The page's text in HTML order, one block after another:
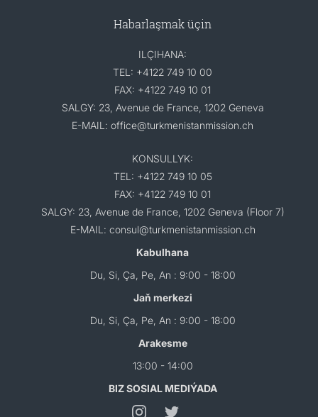
Habarlaşmak üçin
ILÇIHANA:
TEL: +4122 749 10 00
FAX: +4122 749 10 01
SALGY: 23, Avenue de France, 1202 Geneva
E-MAIL: office@turkmenistanmission.ch
KONSULLYK:
TEL: +4122 749 10 05
FAX: +4122 749 10 01
SALGY: 23, Avenue de France, 1202 Geneva (Floor 7)
E-MAIL: consul@turkmenistanmission.ch
Kabulhana
Du, Si, Ça, Pe, An : 9:00 - 18:00
Jaň merkezi
Du, Si, Ça, Pe, An : 9:00 - 18:00
Arakesme
13:00 - 14:00
BIZ SOSIAL MEDIÝADA